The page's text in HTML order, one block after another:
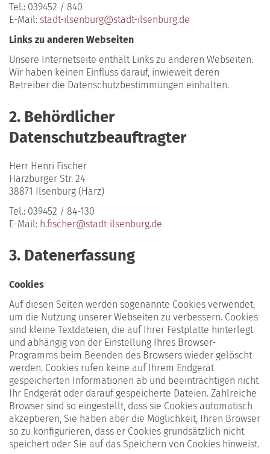
Tel.: 039452 / 840
E-Mail: stadt-ilsenburg@stadt-ilsenburg.de
Links zu anderen Webseiten
Unsere Internetseite enthält Links zu anderen Webseiten.
Wir haben keinen Einfluss darauf, inwieweit deren
Betreiber die Datenschutzbestimmungen einhalten.
2. Behördlicher
Datenschutzbeauftragter
Herr Henri Fischer
Harzburger Str. 24
38871 Ilsenburg (Harz)
Tel.: 039452 / 84-130
E-Mail: h.fischer@stadt-ilsenburg.de
3. Datenerfassung
Cookies
Auf diesen Seiten werden sogenannte Cookies verwendet,
um die Nutzung unserer Webseiten zu verbessern. Cookies
sind kleine Textdateien, die auf Ihrer Festplatte hinterlegt
und abhängig von der Einstellung Ihres Browser-
Programms beim Beenden des Browsers wieder gelöscht
werden. Cookies rufen keine auf Ihrem Endgerät
gespeicherten Informationen ab und beeinträchtigen nicht
Ihr Endgerät oder darauf gespeicherte Dateien. Zahlreiche
Browser sind so eingestellt, dass sie Cookies automatisch
akzeptieren, Sie haben aber die Möglichkeit, Ihren Browser
so zu konfigurieren, dass er Cookies grundsätzlich nicht
speichert oder Sie auf das Speichern von Cookies hinweist.